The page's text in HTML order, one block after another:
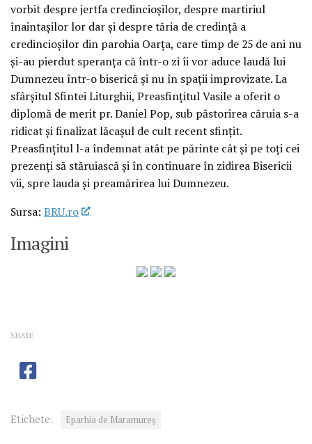
vorbit despre jertfa credincioșilor, despre martiriul
înaintașilor lor dar și despre tăria de credință a
credincioșilor din parohia Oarța, care timp de 25 de ani nu
și-au pierdut speranța că într-o zi îi vor aduce laudă lui
Dumnezeu într-o biserică și nu în spații improvizate. La
sfârșitul Sfintei Liturghii, Preasfințitul Vasile a oferit o
diplomă de merit pr. Daniel Pop, sub păstorirea căruia s-a
ridicat și finalizat lăcașul de cult recent sfințit.
Preasfințitul l-a îndemnat atât pe părinte cât și pe toți cei
prezenți să stăruiască și în continuare în zidirea Bisericii
vii, spre lauda și preamărirea lui Dumnezeu.
Sursa: BRU.ro
Imagini
SHARE
Etichete: Eparhia de Maramureș